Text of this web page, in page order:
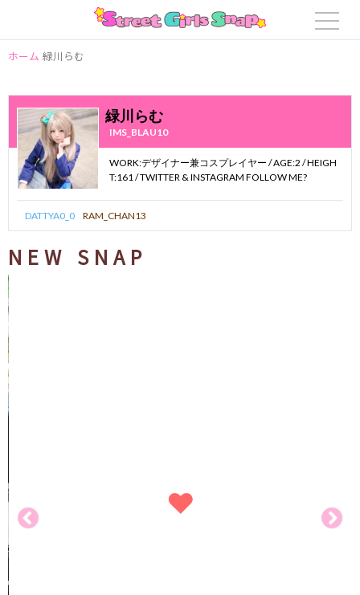
ホーム 緑川らむ
緑川らむ
IMS_BLAU10
WORK:デザイナー兼コスプレイヤー / AGE:2 / HEIGH
T:161 / TWITTER & INSTAGRAM FOLLOW ME?
DATTYA0_0 RAM_CHAN13
NEW SNAP